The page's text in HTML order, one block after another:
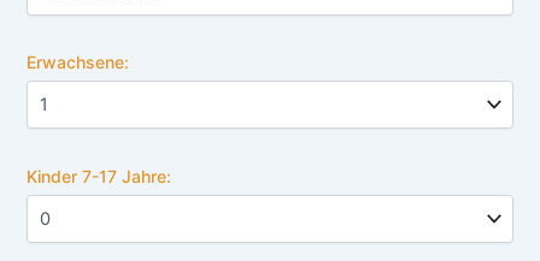
Erwachsene:
Kinder 7-17 Jahre: